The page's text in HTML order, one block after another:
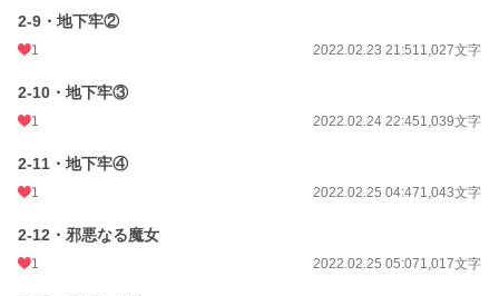
2-9・地下牢②
1 2022.02.23 21:511,027文字
2-10・地下牢③
1 2022.02.24 22:451,039文字
2-11・地下牢④
1 2022.02.25 04:471,043文字
2-12・邪悪なる魔女
1 2022.02.25 05:071,017文字